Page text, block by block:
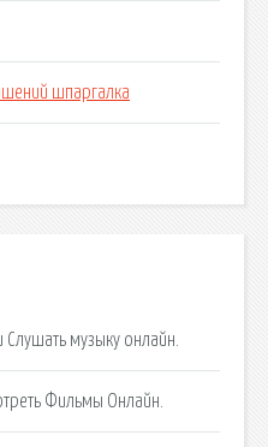
шпаргалка
музыку онлайн.
Фильмы Онлайн.